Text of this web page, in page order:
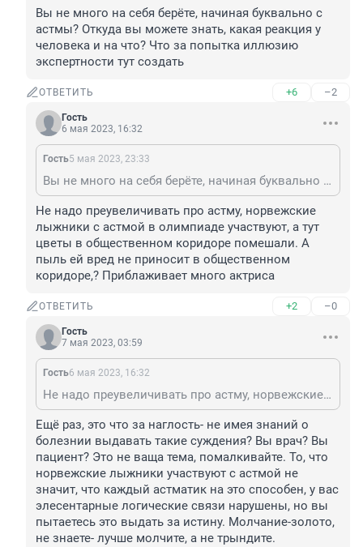
Вы не много на себя берёте, начиная буквально с
астмы? Откуда вы можете знать, какая реакция у
человека и на что? Что за попытка иллюзию
экспертности тут создать
ОТВЕТИТЬ +6 –2
Гость
6 мая 2023, 16:32
Гость5 мая 2023, 23:33
Вы не много на себя берёте, начиная буквально с астмы? Откуда вы можете знать, какая реакция у человека и на что? Что за попытка иллюзию экспертности тут создать
Не надо преувеличивать про астму, норвежские
лыжники с астмой в олимпиаде участвуют, а тут
цветы в общественном коридоре помешали. А
пыль ей вред не приносит в общественном
коридоре,? Приблаживает много актриса
ОТВЕТИТЬ +2 –0
Гость
7 мая 2023, 03:59
Гость6 мая 2023, 16:32
Не надо преувеличивать про астму, норвежские лыжники с астмой в олимпиаде участвуют, а тут цветы в общественном коридоре помешали. А пыль ей вред не приносит в общественном коридоре,? Приблаживает много актриса
Ещё раз, это что за наглость- не имея знаний о
болезнии выдавать такие суждения? Вы врач? Вы
пациент? Это не ваща тема, помалкивайте. То, что
норвежские лыжники участвуют с астмой не
значит, что каждый астматик на это способен, у вас
элесентарные логические связи нарушены, но вы
пытаетесь это выдать за истину. Молчание-золото,
не знаете- лучше молчите, а не трындите.